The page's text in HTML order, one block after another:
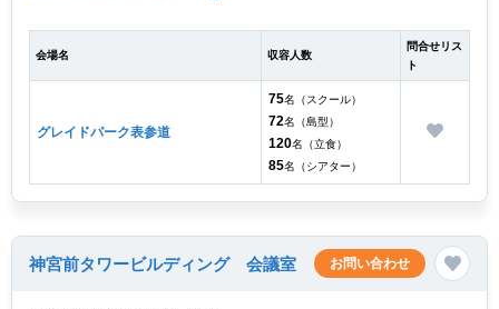
会場名 収容人数
問合せリス
ト
グレイドパーク表参道
75名（スクール）
72名（島型）
120名（立食）
85名（シアター）
神宮前タワービルディング 会議室 お問い合わせ